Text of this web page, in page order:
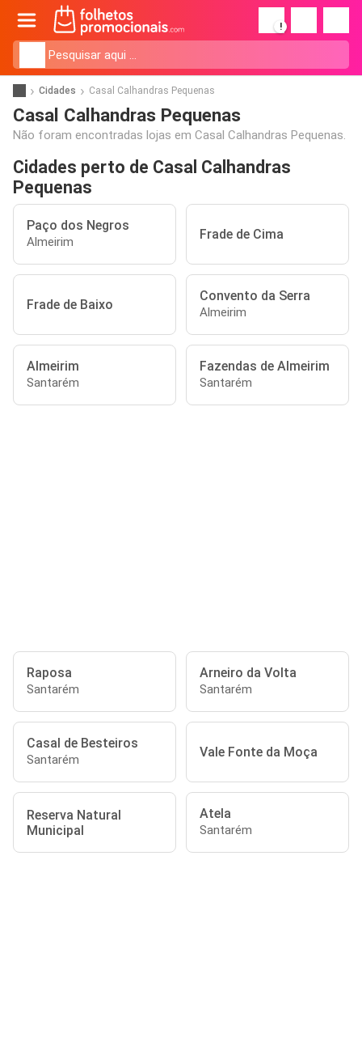
!
Cidades Casal Calhandras Pequenas
Casal Calhandras Pequenas
Não foram encontradas lojas em Casal Calhandras Pequenas.
Cidades perto de Casal Calhandras
Pequenas
Paço dos Negros
Almeirim Frade de Cima
Frade de Baixo
Convento da Serra
Almeirim
Almeirim
Santarém
Fazendas de Almeirim
Santarém
Raposa
Santarém
Arneiro da Volta
Santarém
Casal de Besteiros
Santarém Vale Fonte da Moça
Reserva Natural
Municipal
Atela
Santarém